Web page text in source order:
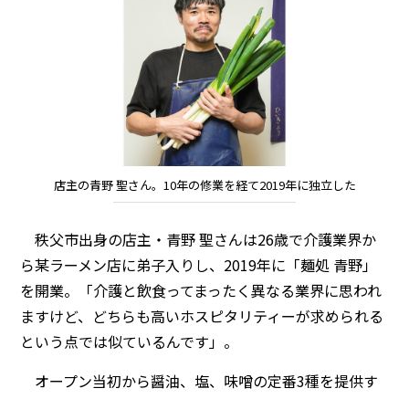
店主の青野 聖さん。10年の修業を経て2019年に独立した
秩父市出身の店主・青野 聖さんは26歳で介護業界か
ら某ラーメン店に弟子入りし、2019年に「麺処 青野」
を開業。「介護と飲食ってまったく異なる業界に思われ
ますけど、どちらも高いホスピタリティーが求められる
という点では似ているんです」。
オープン当初から醤油、塩、味噌の定番3種を提供す